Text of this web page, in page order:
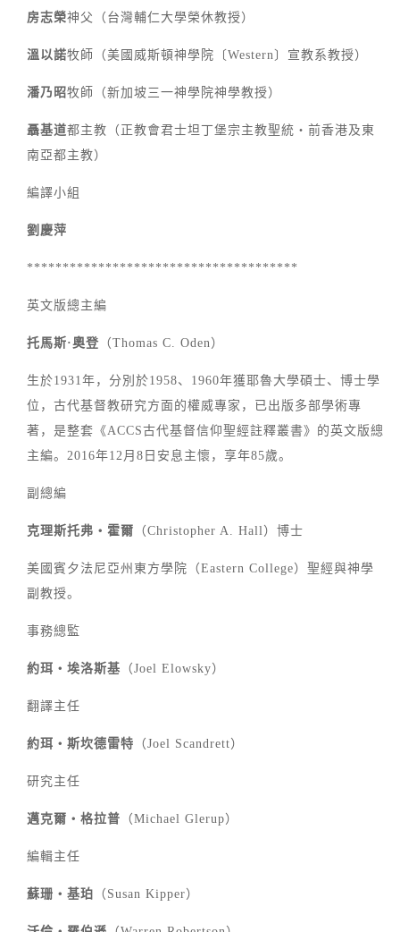
房志榮神父（台灣輔仁大學榮休教授）
溫以諾牧師（美國威斯頓神學院〔Western〕宣教系教授）
潘乃昭牧師（新加坡三一神學院神學教授）
聶基道都主教（正教會君士坦丁堡宗主教聖統‧前香港及東
南亞都主教）
編譯小組
劉慶萍
**************************************
英文版總主編
托馬斯·奧登 （Thomas C. Oden）
生於1931年，分別於1958、1960年獲耶魯大學碩士、博士學
位，古代基督教研究方面的權威專家，已出版多部學術專
著，是整套《ACCS古代基督信仰聖經註釋叢書》的英文版總
主編。2016年12月8日安息主懷，享年85歲。
副總編
克理斯托弗‧霍爾 （Christopher A. Hall）博士
美國賓夕法尼亞州東方學院（Eastern College）聖經與神學
副教授。
事務總監
約珥‧埃洛斯基 （Joel Elowsky）
翻譯主任
約珥‧斯坎德雷特 （Joel Scandrett）
研究主任
邁克爾‧格拉普 （Michael Glerup）
編輯主任
蘇珊‧基珀 （Susan Kipper）